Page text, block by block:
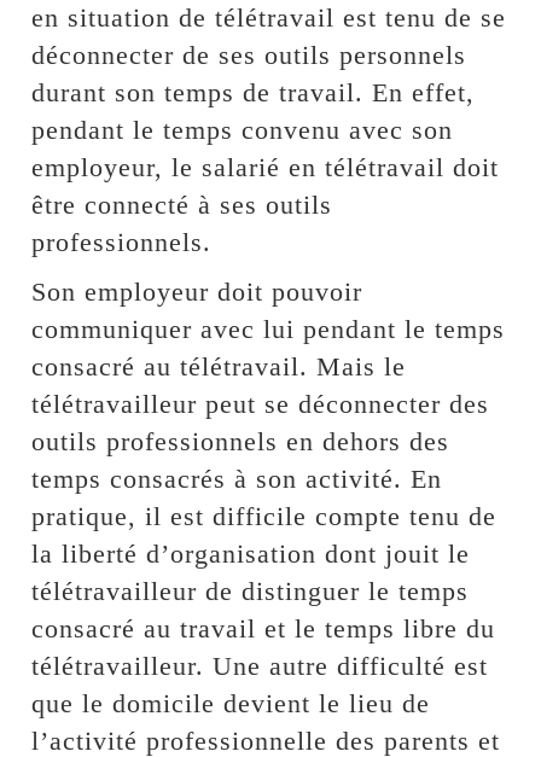
en situation de télétravail est tenu de se
déconnecter de ses outils personnels
durant son temps de travail. En effet,
pendant le temps convenu avec son
employeur, le salarié en télétravail doit
être connecté à ses outils
professionnels.
Son employeur doit pouvoir
communiquer avec lui pendant le temps
consacré au télétravail. Mais le
télétravailleur peut se déconnecter des
outils professionnels en dehors des
temps consacrés à son activité. En
pratique, il est difficile compte tenu de
la liberté d’organisation dont jouit le
télétravailleur de distinguer le temps
consacré au travail et le temps libre du
télétravailleur. Une autre difficulté est
que le domicile devient le lieu de
l’activité professionnelle des parents et